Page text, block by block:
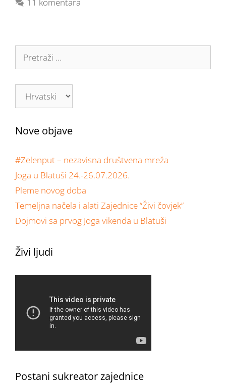
11 komentara
Nove objave
#Zelenput – nezavisna društvena mreža
Joga u Blatuši 24.-26.07.2026.
Pleme novog doba
Temeljna načela i alati Zajednice “Živi čovjek”
Dojmovi sa prvog Joga vikenda u Blatuši
Živi ljudi
Postani sukreator zajednice